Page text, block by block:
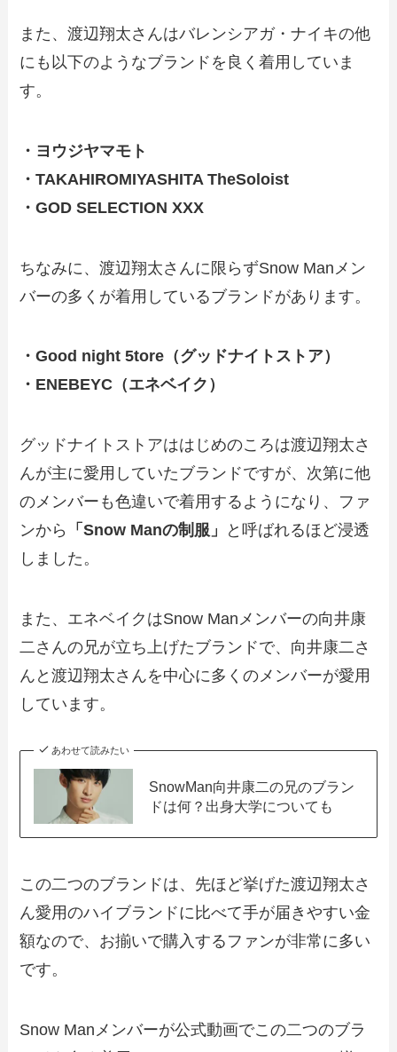
また、渡辺翔太さんはバレンシアガ・ナイキの他
にも以下のようなブランドを良く着用していま
す。
・ヨウジヤマモト
・TAKAHIROMIYASHITA TheSoloist
・GOD SELECTION XXX
ちなみに、渡辺翔太さんに限らずSnow Manメン
バーの多くが着用しているブランドがあります。
・Good night 5tore（グッドナイトストア）
・ENEBEYC（エネベイク）
グッドナイトストアははじめのころは渡辺翔太さ
んが主に愛用していたブランドですが、次第に他
のメンバーも色違いで着用するようになり、ファ
ンから
「Snow Manの制服」
と呼ばれるほど浸透
しました。
また、 エネベイクはSnow Manメンバーの向井康
二さんの兄が立ち上げたブランドで、向井康二さ
んと渡辺翔太さんを中心に多くのメンバーが愛用
しています。
あわせて読みたい
SnowMan向井康二の兄のブラン
ドは何？出身大学についても
この二つのブランドは、先ほど挙げた渡辺翔太さ
ん愛用のハイブランドに比べて手が届きやすい金
額なので、お揃いで購入するファンが非常に多い
です。
Snow Manメンバーが公式動画でこの二つのブラ